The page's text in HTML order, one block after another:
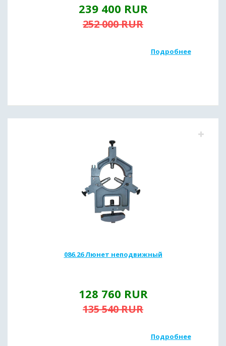
239 400 RUR
252 000RUR
Подробнее
086.26 Люнет неподвижный
128 760 RUR
135 540RUR
Подробнее